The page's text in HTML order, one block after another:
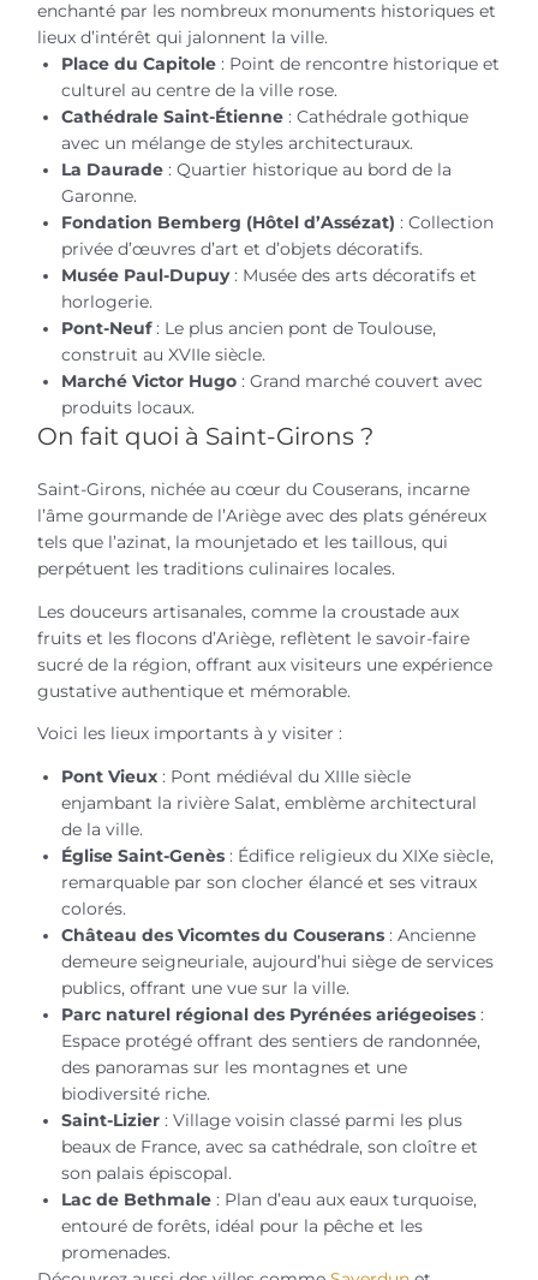
enchanté par les nombreux monuments historiques et
lieux d’intérêt qui jalonnent la ville.
Place du Capitole: Point de rencontre historique et
culturel au centre de la ville rose.
Cathédrale Saint-Étienne: Cathédrale gothique
avec un mélange de styles architecturaux.
La Daurade: Quartier historique au bord de la
Garonne.
Fondation Bemberg (Hôtel d’Assézat) : Collection
privée d’œuvres d’art et d’objets décoratifs.
Musée Paul-Dupuy: Musée des arts décoratifs et
horlogerie.
Pont-Neuf: Le plus ancien pont de Toulouse,
construit au XVIIe siècle.
Marché Victor Hugo: Grand marché couvert avec
produits locaux.
On fait quoi à Saint-Girons ?
Saint-Girons, nichée au cœur du Couserans, incarne
l’âme gourmande de l’Ariège avec des plats généreux
tels que l’azinat, la mounjetado et les taillous, qui
perpétuent les traditions culinaires locales.
Les douceurs artisanales, comme la croustade aux
fruits et les flocons d’Ariège, reflètent le savoir-faire
sucré de la région, offrant aux visiteurs une expérience
gustative authentique et mémorable.
Voici les lieux importants à y visiter :
Pont Vieux: Pont médiéval du XIIIe siècle
enjambant la rivière Salat, emblème architectural
de la ville.
Église Saint-Genès: Édifice religieux du XIXe siècle,
remarquable par son clocher élancé et ses vitraux
colorés.
Château des Vicomtes du Couserans: Ancienne
demeure seigneuriale, aujourd’hui siège de services
publics, offrant une vue sur la ville.
Parc naturel régional des Pyrénées ariégeoises:
Espace protégé offrant des sentiers de randonnée,
des panoramas sur les montagnes et une
biodiversité riche.
Saint-Lizier: Village voisin classé parmi les plus
beaux de France, avec sa cathédrale, son cloître et
son palais épiscopal.
Lac de Bethmale: Plan d’eau aux eaux turquoise,
entouré de forêts, idéal pour la pêche et les
promenades.